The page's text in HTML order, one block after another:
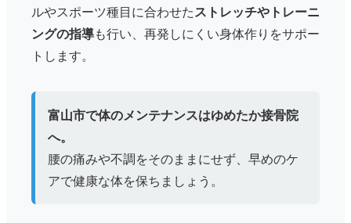
ルやスポーツ種目に合わせたストレッチやトレーニ
ングの指導も行い、再発しにくい身体作りをサポー
トします。
富山市で体のメンテナンスはゆめたか接骨院
へ。
腰の痛みや不調をそのままにせず、早めのケ
アで健康な体を保ちましょう。